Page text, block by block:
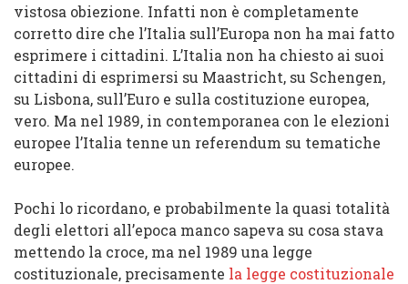
vistosa obiezione. Infatti non è completamente
corretto dire che l’Italia sull’Europa non ha mai fatto
esprimere i cittadini. L’Italia non ha chiesto ai suoi
cittadini di esprimersi su Maastricht, su Schengen,
su Lisbona, sull’Euro e sulla costituzione europea,
vero. Ma nel 1989, in contemporanea con le elezioni
europee l’Italia tenne un referendum su tematiche
europee.
Pochi lo ricordano, e probabilmente la quasi totalità
degli elettori all’epoca manco sapeva su cosa stava
mettendo la croce, ma nel 1989 una legge
costituzionale, precisamente la legge costituzionale